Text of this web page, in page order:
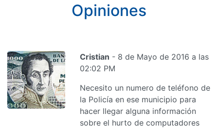
Opiniones
Cristian - 8 de Mayo de 2016 a las
02:02 PM
Necesito un numero de teléfono de
la Policía en ese municipio para
hacer llegar alguna información
sobre el hurto de computadores